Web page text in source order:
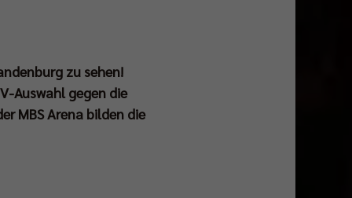
zu sehen!
Auswahl gegen die
MBS Arena bilden die